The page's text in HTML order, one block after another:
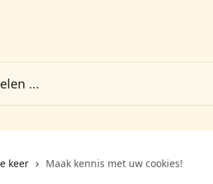
keer Maak kennis met uw cookies!